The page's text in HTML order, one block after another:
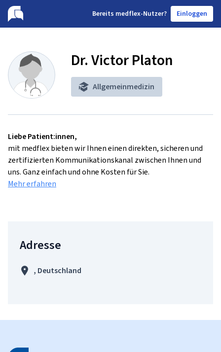
Bereits medflex-Nutzer? Einloggen
Dr. Victor Platon
Allgemeinmedizin
Liebe Patient:innen,
mit medflex bieten wir Ihnen einen direkten, sicheren und
zertifizierten Kommunikationskanal zwischen Ihnen und
uns. Ganz einfach und ohne Kosten für Sie.
Mehr erfahren
Adresse
, Deutschland